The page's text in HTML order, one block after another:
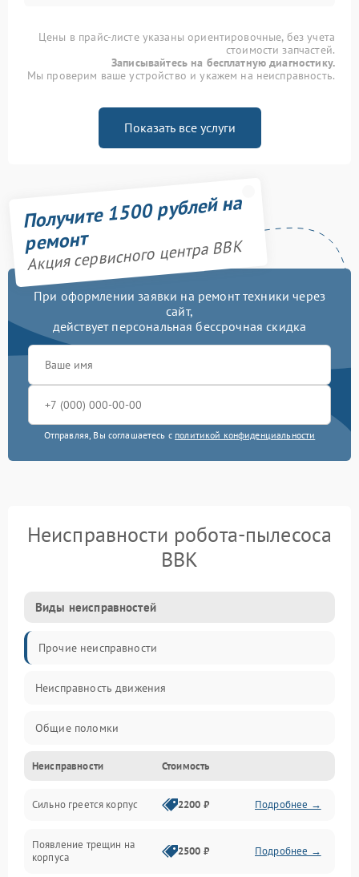
Цены в прайс-листе указаны ориентировочные, без учета
стоимости запчастей.
Записывайтесь на бесплатную диагностику.
Мы проверим ваше устройство и укажем на неисправность.
Показать все услуги
Получите 1500 рублей на
ремонт
Акция сервисного центра BBK
При оформлении заявки на ремонт техники через
сайт,
действует персональная бессрочная скидка
Отправляя, Вы соглашаетесь с политикой конфиденциальности
Неисправности робота-пылесоса
BBK
Виды неисправностей
Прочие неисправности
Неисправность движения
Общие поломки
Неисправность датчиков
Неисправность программного обеспечения
Проблемы с сигналом
Неисправности Стоимость
Сильно греется корпус 2200 ₽ Подробнее →
Появление трещин на
корпуса
2500 ₽ Подробнее →